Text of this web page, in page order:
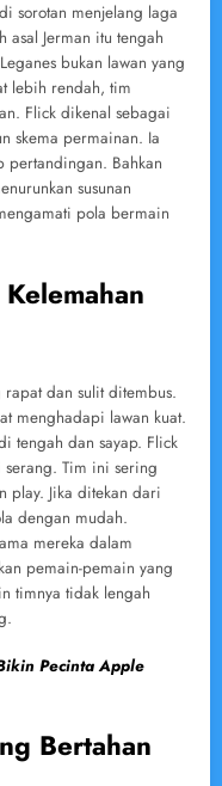
sorotan menjelang laga
asal Jerman itu tengah
bukan lawan yang
lebih rendah, tim
Flick dikenal sebagai
skema permainan. Ia
pertandingan. Bahkan
susunan
pola bermain
dan sulit ditembus.
menghadapi lawan kuat.
tengah dan sayap. Flick
Tim ini sering
play. Jika ditekan dari
dengan mudah.
mereka dalam
pemain-pemain yang
timnya tidak lengah
Pecinta Apple
Bertahan